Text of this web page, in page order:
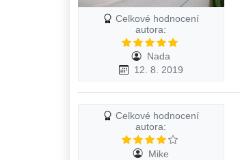
Celkové hodnocení
autora:
Nada
12. 8. 2019
Celkové hodnocení
autora:
Mike